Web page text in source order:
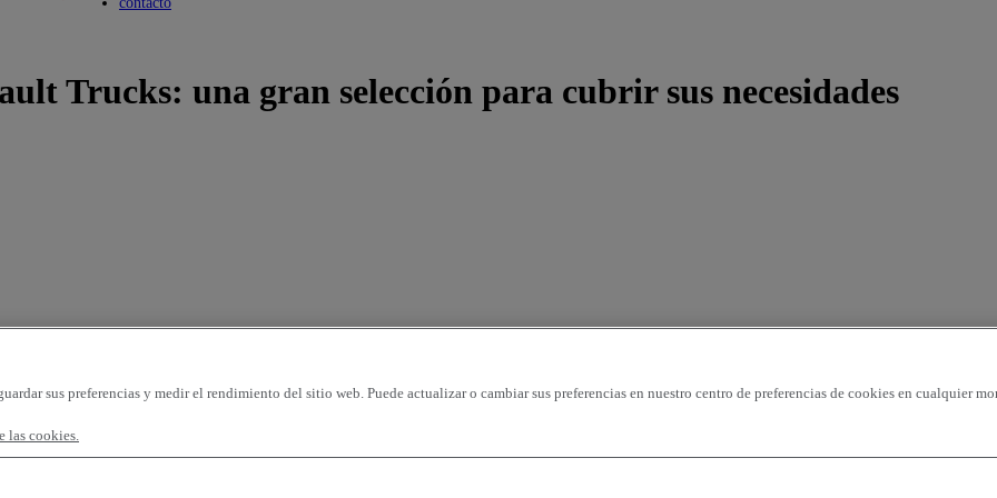
Trucks: una gran selección para cubrir sus necesidades
96 vehículos por página OK
sus preferencias y medir el rendimiento del sitio web. Puede actualizar o cambiar sus preferencias en nuestro centro de preferencias de cookies en cualquier
las cookies.